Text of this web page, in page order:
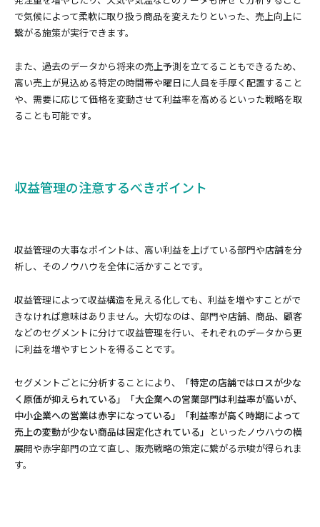
で気候によって柔軟に取り扱う商品を変えたりといった、売上向上に
繋がる施策が実行できます。
また、過去のデータから将来の売上予測を立てることもできるため、
高い売上が見込める特定の時間帯や曜日に人員を手厚く配置すること
や、需要に応じて価格を変動させて利益率を高めるといった戦略を取
ることも可能です。
収益管理の注意するべきポイント
収益管理の大事なポイントは、高い利益を上げている部門や店舗を分
析し、そのノウハウを全体に活かすことです。
収益管理によって収益構造を見える化しても、利益を増やすことがで
きなければ意味はありません。大切なのは、部門や店舗、商品、顧客
などのセグメントに分けて収益管理を行い、それぞれのデータから更
に利益を増やすヒントを得ることです。
セグメントごとに分析することにより、
「特定の店舗ではロスが少な
く原価が抑えられている」「大企業への営業部門は利益率が高いが、
中小企業への営業は赤字になっている」「利益率が高く時期によって
売上の変動が少ない商品は固定化されている」 といったノウハウの横
展開や赤字部門の立て直し、販売戦略の策定に繋がる示唆が得られま
す。